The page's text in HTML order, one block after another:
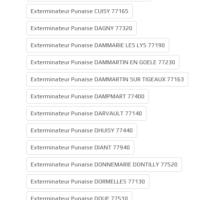
Exterminateur Punaise CUISY 77165
Exterminateur Punaise DAGNY 77320
Exterminateur Punaise DAMMARIE LES LYS 77190
Exterminateur Punaise DAMMARTIN EN GOELE 77230
Exterminateur Punaise DAMMARTIN SUR TIGEAUX 77163
Exterminateur Punaise DAMPMART 77400
Exterminateur Punaise DARVAULT 77140
Exterminateur Punaise DHUISY 77440
Exterminateur Punaise DIANT 77940
Exterminateur Punaise DONNEMARIE DONTILLY 77520
Exterminateur Punaise DORMELLES 77130
Exterminateur Punaise DOUE 77510